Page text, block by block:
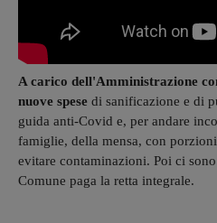
A carico dell'Amministrazione
nuove spese di sanificazione e di
guida anti-Covid e, per andare
famiglie, della mensa, con
evitare contaminazioni. Poi ci
Comune paga la retta integrale.